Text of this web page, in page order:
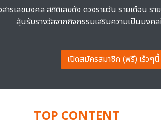
สารเลขมงคล สถิติเลขดัง ดวงรายวัน รายเดือน ร
ลุ้นรับรางวัลจากกิจกรรมเสริมความเป็นมงค
เปิดสมัครสมาชิก (ฟรี) เร็วๆนี้
TOP CONTENT